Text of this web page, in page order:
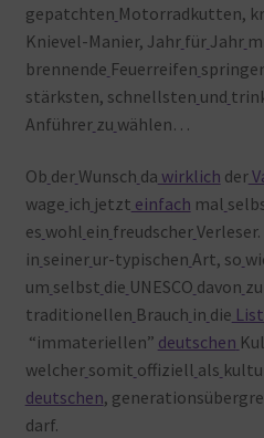
gepatchten Motorradkutten,
Knievel-Manier, Jahr für Jahr
brennende Feuerreifen
stärksten, schnellsten und
Anführer zu wählen…
Ob der Wunsch da wirklich der
wage ich jetzt einfach mal
es wohl ein freudscher
in seiner ur-typischen Art, so
um selbst die UNESCO davon
traditionellen Brauch in die
“immateriellen” deutschen
welcher somit offiziell als
deutschen,
darf.